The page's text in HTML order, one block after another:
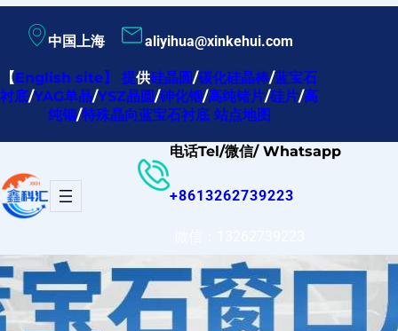
内
容
中国上海 aliyihua@xinkehui.com
【English site】提供硅晶圆/碳化硅晶棒/蓝宝石
衬底/YAG单晶/YSZ晶圆/砷化铟/高纯锗片/硅片/高
纯铟/特殊晶向蓝宝石衬底 站点地图
电话Tel/微信/ Whatsapp
+8613262739223